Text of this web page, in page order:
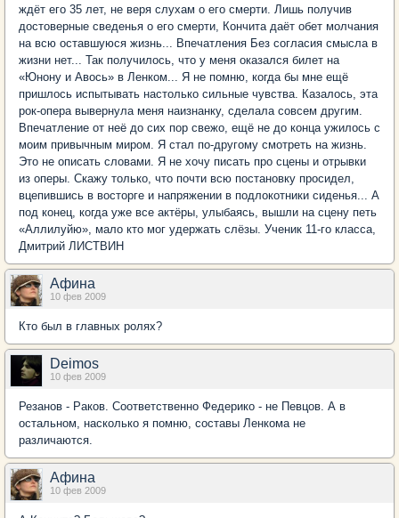
ждёт его 35 лет, не веря слухам о его смерти. Лишь получив
достоверные сведенья о его смерти, Кончита даёт обет молчания
на всю оставшуюся жизнь... Впечатления Без согласия смысла в
жизни нет... Так получилось, что у меня оказался билет на
«Юнону и Авось» в Ленком... Я не помню, когда бы мне ещё
пришлось испытывать настолько сильные чувства. Казалось, эта
рок-опера вывернула меня наизнанку, сделала совсем другим.
Впечатление от неё до сих пор свежо, ещё не до конца ужилось с
моим привычным миром. Я стал по-другому смотреть на жизнь.
Это не описать словами. Я не хочу писать про сцены и отрывки
из оперы. Скажу только, что почти всю постановку просидел,
вцепившись в восторге и напряжении в подлокотники сиденья... А
под конец, когда уже все актёры, улыбаясь, вышли на сцену петь
«Аллилуйю», мало кто мог удержать слёзы. Ученик 11-го класса,
Дмитрий ЛИСТВИН
Афина
10 фев 2009
Кто был в главных ролях?
Deimos
10 фев 2009
Резанов - Раков. Соответственно Федерико - не Певцов. А в
остальном, насколько я помню, составы Ленкома не
различаются.
Афина
10 фев 2009